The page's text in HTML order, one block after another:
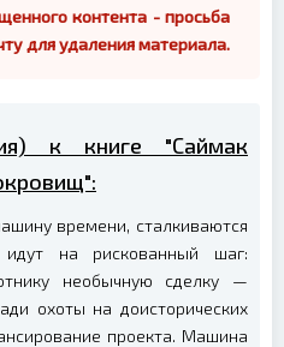
контента - просьба
для удаления материала.
к книге "Саймак
времени, сталкиваются
на рискованный шаг:
необычную сделку —
охоты на доисторических
проекта. Машина